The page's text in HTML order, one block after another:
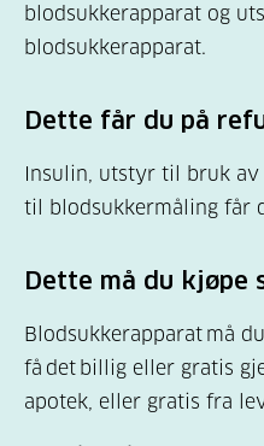
blodsukkerapparat og
blodsukkerapparat.
Dette får du på
Insulin, utstyr til bruk
til blodsukkermåling får
Dette må du kjøpe
Blodsukkerapparat må
få det billig eller gratis
apotek, eller gratis fra